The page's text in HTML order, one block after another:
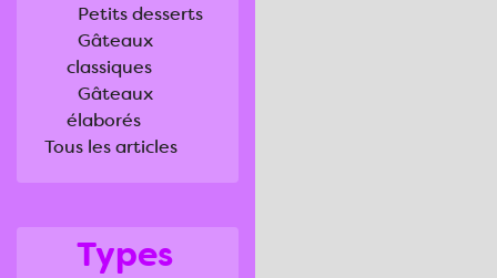
Petits desserts
Gâteaux
classiques
Gâteaux
élaborés
Tous les articles
Types